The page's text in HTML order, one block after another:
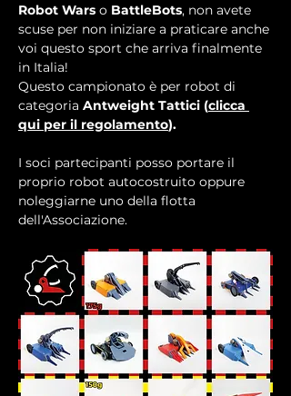
Robot Wars o BattleBots, non avete
scuse per non iniziare a praticare anche
voi questo sport che arriva finalmente
in Italia!
Questo campionato è per robot di
categoria Antweight Tattici (clicca
qui per il regolamento).
I soci partecipanti posso portare il
proprio robot autocostruito oppure
noleggiarne uno della flotta
dell'Associazione.